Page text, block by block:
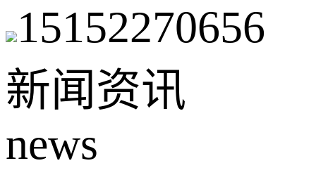
15152270656
新闻资讯
news